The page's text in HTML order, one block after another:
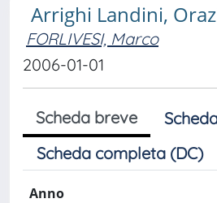
Arrighi Landini,
FORLIVESI, Marco
2006-01-01
Scheda breve
Scheda completa (DC)
Anno